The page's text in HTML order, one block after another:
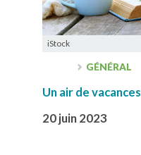
iStock
GÉNÉRAL
Un air de vacances
20 juin 2023